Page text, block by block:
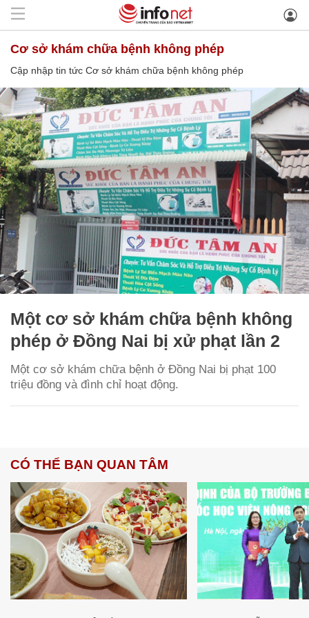
Cơ sở khám chữa bệnh không phép
Cập nhập tin tức Cơ sở khám chữa bệnh không phép
Một cơ sở khám chữa bệnh không
phép ở Đồng Nai bị xử phạt lần 2
Một cơ sở khám chữa bệnh ở Đồng Nai bị phạt 100
triệu đồng và đình chỉ hoạt động.
CÓ THỂ BẠN QUAN TÂM